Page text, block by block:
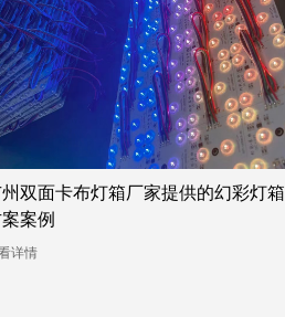
双面卡布灯箱厂家提供的幻彩灯箱
案例
详情